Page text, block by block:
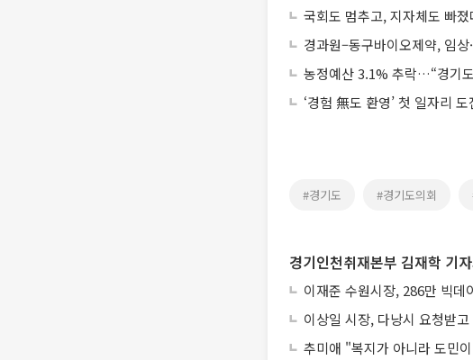
국회도 멈추고, 지자체도 빠
경과원–동구바이오제약, 임
농정예산 3.1% 추락…“경기
‘경험 無도 환영’ 첫 일자리 도
#경기도 #경기도의회
경기인천취재본부 김재학 기
이재준 수원시장, 286만 빅데
이상일 시장, 다낭시 요청받
추미애 "복지가 아니라 도민